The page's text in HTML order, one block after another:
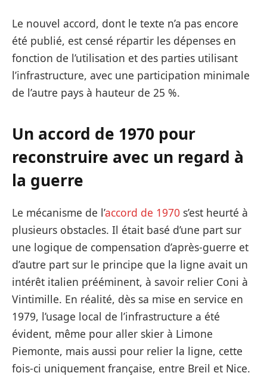
Le nouvel accord, dont le texte n’a pas encore
été publié, est censé répartir les dépenses en
fonction de l’utilisation et des parties utilisant
l’infrastructure, avec une participation minimale
de l’autre pays à hauteur de 25 %.
Un accord de 1970 pour
reconstruire avec un regard à
la guerre
Le mécanisme de l’accord de 1970 s’est heurté à
plusieurs obstacles. Il était basé d’une part sur
une logique de compensation d’après-guerre et
d’autre part sur le principe que la ligne avait un
intérêt italien prééminent, à savoir relier Coni à
Vintimille. En réalité, dès sa mise en service en
1979, l’usage local de l’infrastructure a été
évident, même pour aller skier à Limone
Piemonte, mais aussi pour relier la ligne, cette
fois-ci uniquement française, entre Breil et Nice.